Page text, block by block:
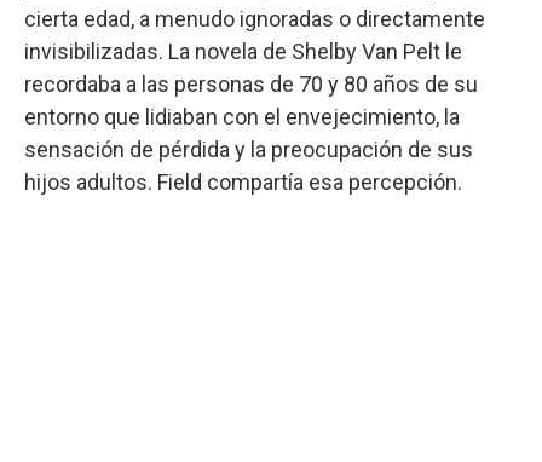
cierta edad, a menudo ignoradas o directamente
invisibilizadas. La novela de Shelby Van Pelt le
recordaba a las personas de 70 y 80 años de su
entorno que lidiaban con el envejecimiento, la
sensación de pérdida y la preocupación de sus
hijos adultos. Field compartía esa percepción.